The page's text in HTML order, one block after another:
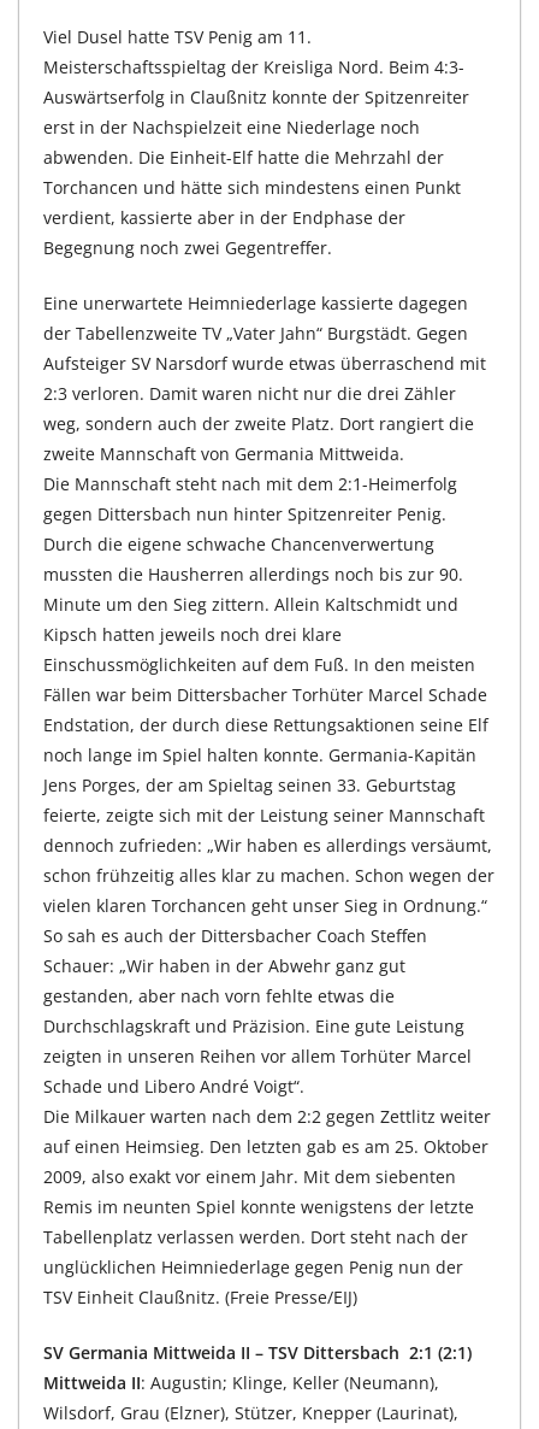
Viel Dusel hatte TSV Penig am 11.
Meisterschaftsspieltag der Kreisliga Nord. Beim 4:3-
Auswärtserfolg in Claußnitz konnte der Spitzenreiter
erst in der Nachspielzeit eine Niederlage noch
abwenden. Die Einheit-Elf hatte die Mehrzahl der
Torchancen und hätte sich mindestens einen Punkt
verdient, kassierte aber in der Endphase der
Begegnung noch zwei Gegentreffer.
Eine unerwartete Heimniederlage kassierte dagegen
der Tabellenzweite TV „Vater Jahn“ Burgstädt. Gegen
Aufsteiger SV Narsdorf wurde etwas überraschend mit
2:3 verloren. Damit waren nicht nur die drei Zähler
weg, sondern auch der zweite Platz. Dort rangiert die
zweite Mannschaft von Germania Mittweida.
Die Mannschaft steht nach mit dem 2:1-Heimerfolg
gegen Dittersbach nun hinter Spitzenreiter Penig.
Durch die eigene schwache Chancenverwertung
mussten die Hausherren allerdings noch bis zur 90.
Minute um den Sieg zittern. Allein Kaltschmidt und
Kipsch hatten jeweils noch drei klare
Einschussmöglichkeiten auf dem Fuß. In den meisten
Fällen war beim Dittersbacher Torhüter Marcel Schade
Endstation, der durch diese Rettungsaktionen seine Elf
noch lange im Spiel halten konnte. Germania-Kapitän
Jens Porges, der am Spieltag seinen 33. Geburtstag
feierte, zeigte sich mit der Leistung seiner Mannschaft
dennoch zufrieden: „Wir haben es allerdings versäumt,
schon frühzeitig alles klar zu machen. Schon wegen der
vielen klaren Torchancen geht unser Sieg in Ordnung.“
So sah es auch der Dittersbacher Coach Steffen
Schauer: „Wir haben in der Abwehr ganz gut
gestanden, aber nach vorn fehlte etwas die
Durchschlagskraft und Präzision. Eine gute Leistung
zeigten in unseren Reihen vor allem Torhüter Marcel
Schade und Libero André Voigt“.
Die Milkauer warten nach dem 2:2 gegen Zettlitz weiter
auf einen Heimsieg. Den letzten gab es am 25. Oktober
2009, also exakt vor einem Jahr. Mit dem siebenten
Remis im neunten Spiel konnte wenigstens der letzte
Tabellenplatz verlassen werden. Dort steht nach der
unglücklichen Heimniederlage gegen Penig nun der
TSV Einheit Claußnitz. (Freie Presse/EIJ)
SV Germania Mittweida II – TSV Dittersbach 2:1 (2:1)
Mittweida II: Augustin; Klinge, Keller (Neumann),
Wilsdorf, Grau (Elzner), Stützer, Knepper (Laurinat),